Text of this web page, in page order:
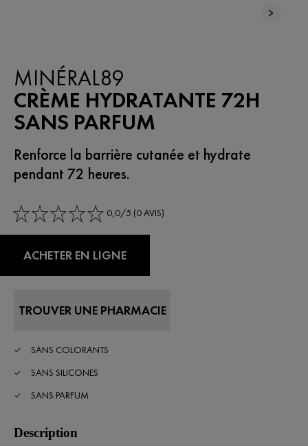
MINÉRAL89
CRÈME HYDRATANTE 72H
SANS PARFUM
Renforce la barrière cutanée et hydrate
pendant 72 heures.
0,0/5 (0 AVIS)
ACHETER EN LIGNE
TROUVER UNE PHARMACIE
SANS COLORANTS
SANS SILICONES
SANS PARFUM
Description